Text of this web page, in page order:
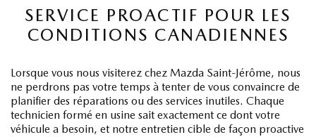
SERVICE PROACTIF POUR LES
CONDITIONS CANADIENNES
Lorsque vous nous visiterez chez Mazda Saint-Jérôme, nous
ne perdrons pas votre temps à tenter de vous convaincre de
planifier des réparations ou des services inutiles. Chaque
technicien formé en usine sait exactement ce dont votre
véhicule a besoin, et notre entretien cible de façon proactive